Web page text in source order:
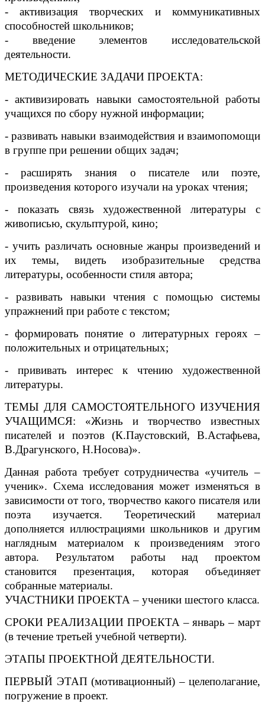
- активизация творческих и коммуникативных
способностей школьников;
- введение элементов исследовательской
деятельности.
МЕТОДИЧЕСКИЕ ЗАДАЧИ ПРОЕКТА:
- активизировать навыки самостоятельной работы
учащихся по сбору нужной информации;
- развивать навыки взаимодействия и взаимопомощи
в группе при решении общих задач;
- расширять знания о писателе или поэте,
произведения которого изучали на уроках чтения;
- показать связь художественной литературы с
живописью, скульптурой, кино;
- учить различать основные жанры произведений и
их темы, видеть изобразительные средства
литературы, особенности стиля автора;
- развивать навыки чтения с помощью системы
упражнений при работе с текстом;
- формировать понятие о литературных героях –
положительных и отрицательных;
- прививать интерес к чтению художественной
литературы.
ТЕМЫ ДЛЯ САМОСТОЯТЕЛЬНОГО ИЗУЧЕНИЯ
УЧАЩИМСЯ: «Жизнь и творчество известных
писателей и поэтов (К.Паустовский, В.Астафьева,
В.Драгунского, Н.Носова)».
Данная работа требует сотрудничества «учитель –
ученик». Схема исследования может изменяться в
зависимости от того, творчество какого писателя или
поэта изучается. Теоретический материал
дополняется иллюстрациями школьников и другим
наглядным материалом к произведениям этого
автора. Результатом работы над проектом
становится презентация, которая объединяет
собранные материалы.
УЧАСТНИКИ ПРОЕКТА – ученики шестого класса.
СРОКИ РЕАЛИЗАЦИИ ПРОЕКТА – январь – март
(в течение третьей учебной четверти).
ЭТАПЫ ПРОЕКТНОЙ ДЕЯТЕЛЬНОСТИ.
ПЕРВЫЙ ЭТАП (мотивационный) – целеполагание,
погружение в проект.